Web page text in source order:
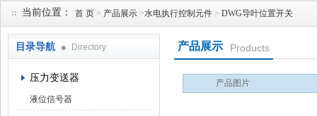
当前位置： 首 页 > 产品展示 >水电执行控制元件 > DWG导叶位置开关
目录导航 Directory
压力变送器
液位信号器
产品展示 Products
产品图片